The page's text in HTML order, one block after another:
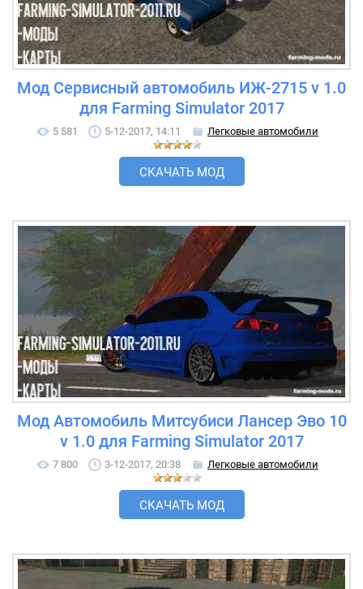
Мод Сервисный автомобиль ИЖ-2715 v 1.0
для Farming Simulator 2017
5 581 5-12-2017, 14:11 Легковые автомобили
СКАЧАТЬ МОД
Мод Автомобиль Митсубиси Лансер Эво 10
v 1.0 для Farming Simulator 2017
7 800 3-12-2017, 20:38 Легковые автомобили
СКАЧАТЬ МОД